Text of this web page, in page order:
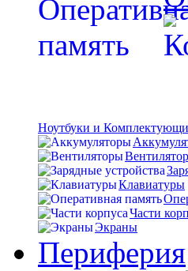
Ноутбуки и
Клавиатуры
Части
Экраны
Периферия